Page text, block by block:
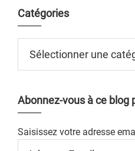
Catégories
Abonnez-vous à ce blog
Saisissez votre adresse